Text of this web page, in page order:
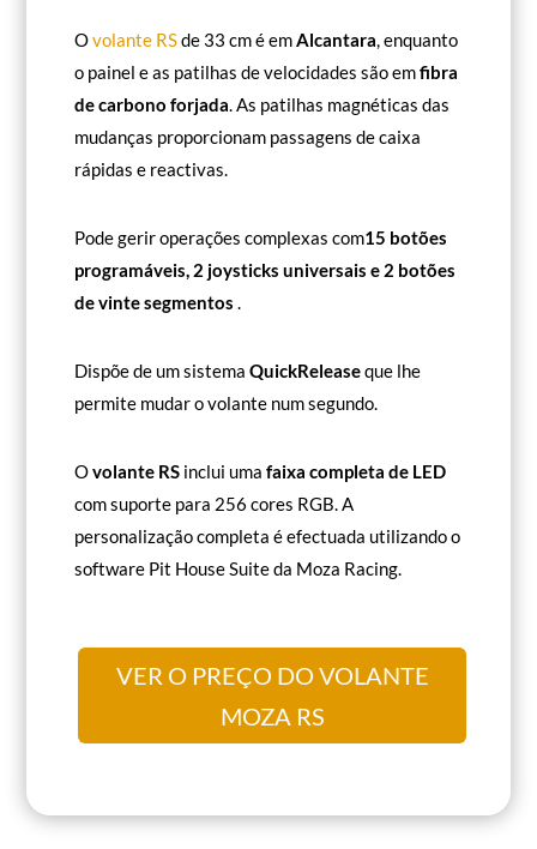
Ovolante RSde 33 cm é emAlcantara, enquanto
o painel e as patilhas de velocidades são emfibra
de carbono forjada. As patilhas magnéticas das
mudanças proporcionam passagens de caixa
rápidas e reactivas.
Pode gerir operações complexas com15 botões
programáveis, 2 joysticks universais e 2 botões
de vinte segmentos.
Dispõe de um sistemaQuickReleaseque lhe
permite mudar o volante num segundo.
Ovolante RS inclui umafaixa completa de LED
com suporte para 256 cores RGB. A
personalização completa é efectuada utilizando o
software Pit House Suite da Moza Racing.
VER O PREÇO DO VOLANTE
MOZA RS